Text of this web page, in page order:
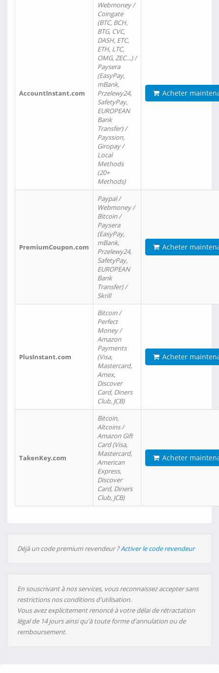
AccountInstant.com
Webmoney /
Coingate
(BTC, BCH,
BTG, CVC,
DASH, ETC,
ETH, LTC,
OMG, ZEC…) /
Paysera
(EasyPay,
mBank,
Przelewy24,
SafetyPay,
EUROPEAN
Bank
Transfer) /
Payssion,
Giropay /
Local
Methods
(20+
Methods)
Acheter
PremiumCoupon.com
Paypal /
Webmoney /
Bitcoin /
Paysera
(EasyPay,
mBank,
Przelewy24,
SafetyPay,
EUROPEAN
Bank
Transfer) /
Skrill
Acheter
PlusInstant.com
Bitcoin /
Perfect
Money /
Amazon
Payments
(Visa,
Mastercard,
Amex,
Discover
Card, Diners
Club, JCB)
Acheter
TakenKey.com
Bitcoin,
Altcoins /
Amazon Gift
Card (Visa,
Mastercard,
American
Express,
Discover
Card, Diners
Club, JCB)
Acheter
Déjà un code premium revendeur ?Activer le code revendeur
En souscrivant à nos services, vous reconnaissez accepter sans
restrictions nos conditions d'utilisation.
Vous avez explicitement renoncé à votre délai de rétractation
légal de 14 jours ainsi qu'à toute forme d'annulation ou de
remboursement.